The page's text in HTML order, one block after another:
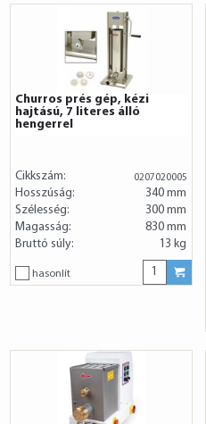
Churros prés gép, kézi
hajtású, 7 literes álló
hengerrel
Cikkszám: 0207020005
Hosszúság:
340 mm
Szélesség:
300 mm
Magasság:
830 mm
Bruttó súly:
13 kg
hasonlít